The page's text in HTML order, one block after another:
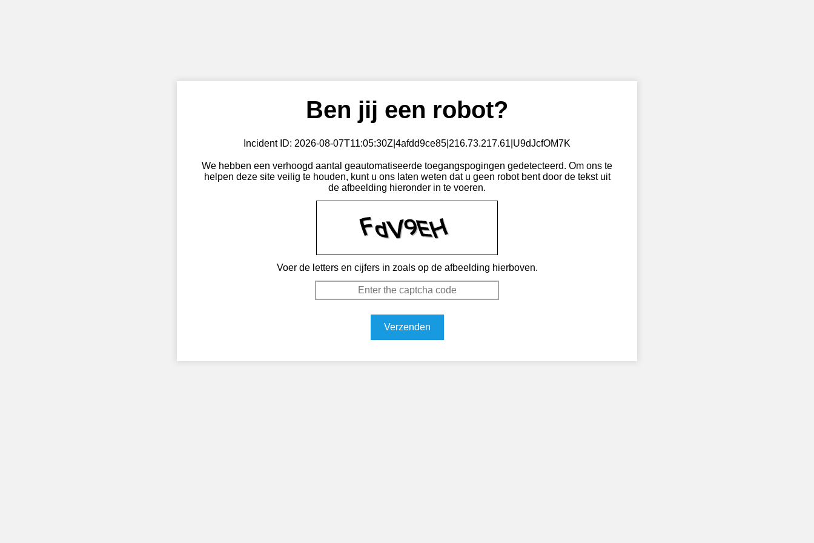
Ben jij een robot?
Incident ID: 2026-08-07T11:05:30Z|4afdd9ce85|216.73.217.61|U9dJcfOM7K
We hebben een verhoogd aantal geautomatiseerde toegangspogingen gedetecteerd. Om ons te
helpen deze site veilig te houden, kunt u ons laten weten dat u geen robot bent door de tekst uit
de afbeelding hieronder in te voeren.
Voer de letters en cijfers in zoals op de afbeelding hierboven.